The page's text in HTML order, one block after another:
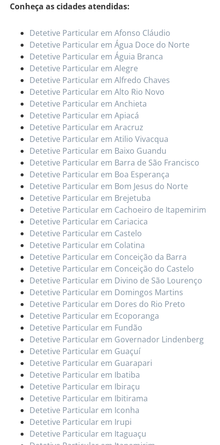
Conheça as cidades atendidas:
Detetive Particular em Afonso Cláudio
Detetive Particular em Água Doce do Norte
Detetive Particular em Águia Branca
Detetive Particular em Alegre
Detetive Particular em Alfredo Chaves
Detetive Particular em Alto Rio Novo
Detetive Particular em Anchieta
Detetive Particular em Apiacá
Detetive Particular em Aracruz
Detetive Particular em Atilio Vivacqua
Detetive Particular em Baixo Guandu
Detetive Particular em Barra de São Francisco
Detetive Particular em Boa Esperança
Detetive Particular em Bom Jesus do Norte
Detetive Particular em Brejetuba
Detetive Particular em Cachoeiro de Itapemirim
Detetive Particular em Cariacica
Detetive Particular em Castelo
Detetive Particular em Colatina
Detetive Particular em Conceição da Barra
Detetive Particular em Conceição do Castelo
Detetive Particular em Divino de São Lourenço
Detetive Particular em Domingos Martins
Detetive Particular em Dores do Rio Preto
Detetive Particular em Ecoporanga
Detetive Particular em Fundão
Detetive Particular em Governador Lindenberg
Detetive Particular em Guaçuí
Detetive Particular em Guarapari
Detetive Particular em Ibatiba
Detetive Particular em Ibiraçu
Detetive Particular em Ibitirama
Detetive Particular em Iconha
Detetive Particular em Irupi
Detetive Particular em Itaguaçu